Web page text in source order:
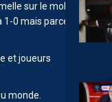
sur le mollet et
1-0 mais parce que
et joueurs
monde.